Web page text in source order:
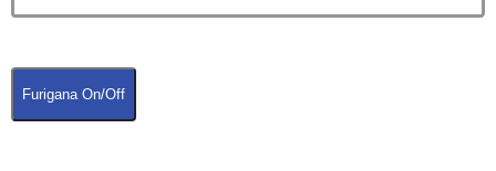
Furigana On/Off